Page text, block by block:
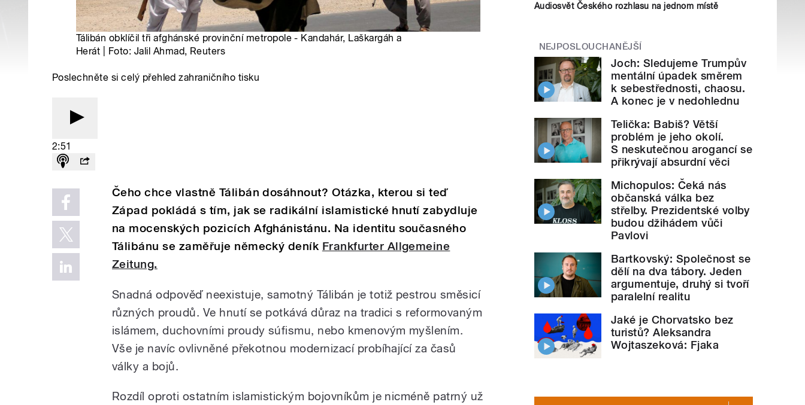
Tálibán obklíčil tři afghánské provinční metropole - Kandahár, Laškargáh a
Herát | Foto: Jalil Ahmad, Reuters
Poslechněte si celý přehled zahraničního tisku
2:51
Čeho chce vlastně Tálibán dosáhnout? Otázka, kterou si teď
Západ pokládá s tím, jak se radikální islamistické hnutí zabydluje
na mocenských pozicích Afghánistánu. Na identitu současného
Tálibánu se zaměřuje německý deník Frankfurter Allgemeine
Zeitung.
Snadná odpověď neexistuje, samotný Tálibán je totiž pestrou směsicí
různých proudů. Ve hnutí se potkává důraz na tradici s reformovaným
islámem, duchovními proudy súfismu, nebo kmenovým myšlením.
Vše je navíc ovlivněné překotnou modernizací probíhající za časů
války a bojů.
Rozdíl oproti ostatním islamistickým bojovníkům je nicméně patrný už
Audiosvět Českého rozhlasu na jednom místě
NEJPOSLOUCHANĚJŠÍ
Joch: Sledujeme Trumpův
mentální úpadek směrem
k sebestřednosti, chaosu.
A konec je v nedohlednu
Telička: Babiš? Větší
problém je jeho okolí.
S neskutečnou arogancí se
přikrývají absurdní věci
Michopulos: Čeká nás
občanská válka bez
střelby. Prezidentské volby
budou džihádem vůči
Pavlovi
Bartkovský: Společnost se
dělí na dva tábory. Jeden
argumentuje, druhý si tvoří
paralelní realitu
Jaké je Chorvatsko bez
turistů? Aleksandra
Wojtaszeková: Fjaka